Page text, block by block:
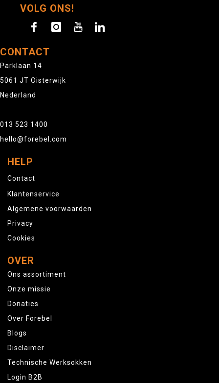
VOLG ONS!
CONTACT
Parklaan 14
5061 JT Oisterwijk
Nederland
013 523 1400
hello@forebel.com
HELP
Contact
Klantenservice
Algemene voorwaarden
Privacy
Cookies
OVER
Ons assortiment
Onze missie
Donaties
Over Forebel
Blogs
Disclaimer
Technische Werksokken
Login B2B